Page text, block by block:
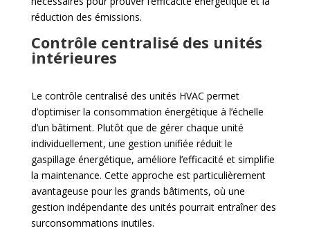
réduction des émissions.
Contrôle centralisé des unités
intérieures
Le contrôle centralisé des unités HVAC permet
d’optimiser la consommation énergétique à l’échelle
d’un bâtiment. Plutôt que de gérer chaque unité
individuellement, une gestion unifiée réduit le
gaspillage énergétique, améliore l’efficacité et simplifie
la maintenance. Cette approche est particulièrement
avantageuse pour les grands bâtiments, où une
gestion indépendante des unités pourrait entraîner des
surconsommations inutiles.